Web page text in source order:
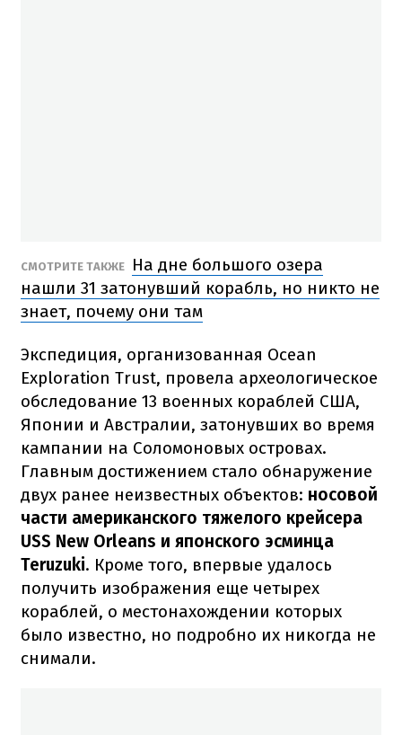
СМОТРИТЕ ТАКЖЕ
На дне большого озера
нашли 31 затонувший корабль, но никто не
знает, почему они там
Экспедиция, организованная Ocean
Exploration Trust, провела археологическое
обследование 13 военных кораблей США,
Японии и Австралии, затонувших во время
кампании на Соломоновых островах.
Главным достижением стало обнаружение
двух ранее неизвестных объектов: носовой
части американского тяжелого крейсера
USS New Orleans и японского эсминца
Teruzuki. Кроме того, впервые удалось
получить изображения еще четырех
кораблей, о местонахождении которых
было известно, но подробно их никогда не
снимали.